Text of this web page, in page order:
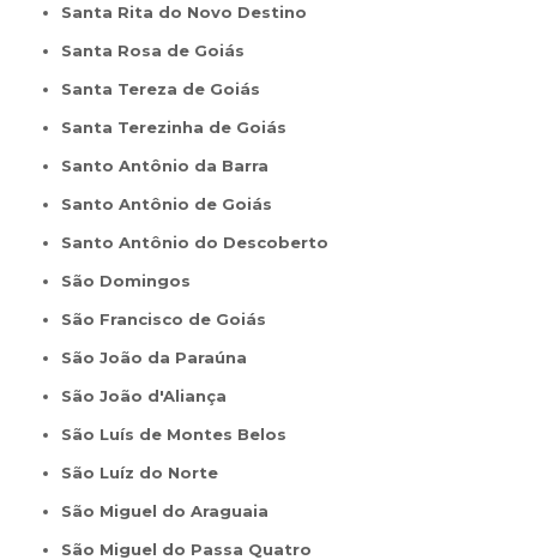
Santa Rita do Novo Destino
Santa Rosa de Goiás
Santa Tereza de Goiás
Santa Terezinha de Goiás
Santo Antônio da Barra
Santo Antônio de Goiás
Santo Antônio do Descoberto
São Domingos
São Francisco de Goiás
São João da Paraúna
São João d'Aliança
São Luís de Montes Belos
São Luíz do Norte
São Miguel do Araguaia
São Miguel do Passa Quatro